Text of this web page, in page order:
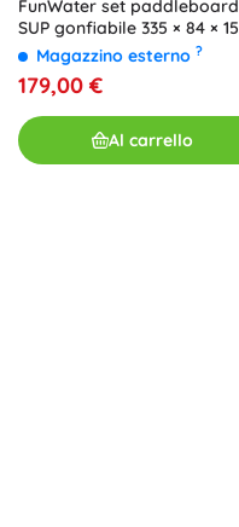
FunWater set paddleboard
SUP gonfiabile 335 × 84 × 15
cm, rosso‑bianco
Magazzino esterno ?
179,00 €
Al carrello